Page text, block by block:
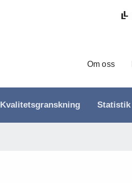
Om oss
Kvalitetsgranskning Statistik